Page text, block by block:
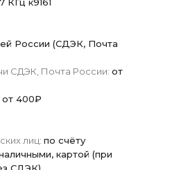
КГц к9161
России (СДЭК, Почта
СДЭК, Почта России: от
от 400₽
лиц: по счёту
картой (при